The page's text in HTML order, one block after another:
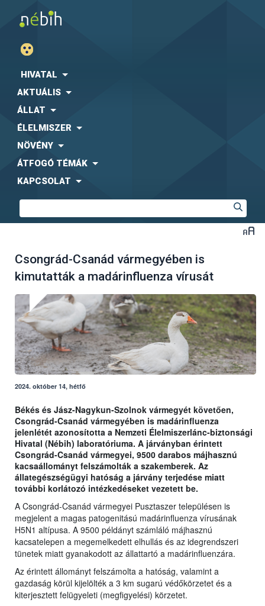
HIVATAL
AKTUÁLIS
ÁLLAT
ÉLELMISZER
NÖVÉNY
ÁTFOGÓ TÉMÁK
KAPCSOLAT
Csongrád-Csanád vármegyében is
kimutatták a madárinfluenza vírusát
2024. október 14, hétfő
Békés és Jász-Nagykun-Szolnok vármegyét követően,
Csongrád-Csanád vármegyében is madárinfluenza
jelenlétét azonosította a Nemzeti Élelmiszerlánc-biztonsági
Hivatal (Nébih) laboratóriuma. A járványban érintett
Csongrád-Csanád vármegyei, 9500 darabos májhasznú
kacsaállományt felszámolták a szakemberek. Az
állategészségügyi hatóság a járvány terjedése miatt
további korlátozó intézkedéseket vezetett be.
A Csongrád-Csanád vármegyei Pusztaszer településen is
megjelent a magas patogenitású madárinfluenza vírusának
H5N1 altípusa. A 9500 példányt számláló májhasznú
kacsatelepen a megemelkedett elhullás és az idegrendszeri
tünetek miatt gyanakodott az állattartó a madárinfluenzára.
Az érintett állományt felszámolta a hatóság, valamint a
gazdaság körül kijelölték a 3 km sugarú védőkörzetet és a
kiterjesztett felügyeleti (megfigyelési) körzetet.